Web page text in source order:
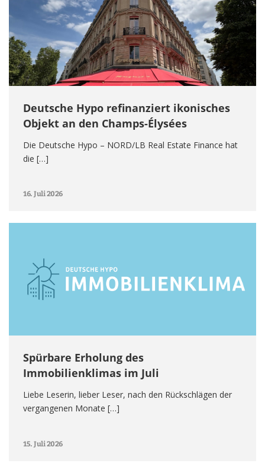
Deutsche Hypo refinanziert ikonisches
Objekt an den Champs-Élysées
Die Deutsche Hypo – NORD/LB Real Estate Finance hat
die […]
16. Juli 2026
Spürbare Erholung des
Immobilienklimas im Juli
Liebe Leserin, lieber Leser, nach den Rückschlägen der
vergangenen Monate […]
15. Juli 2026